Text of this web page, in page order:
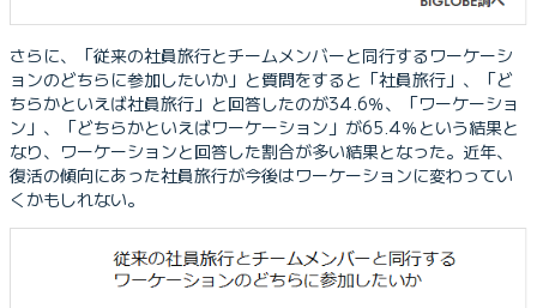
さらに、「従来の社員旅行とチームメンバーと同行するワーケーシ
ョンのどちらに参加したいか」と質問をすると「社員旅行」、「ど
ちらかといえば社員旅行」と回答したのが34.6％、「ワーケーショ
ン」、「どちらかといえばワーケーション」が65.4％という結果と
なり、ワーケーションと回答した割合が多い結果となった。近年、
復活の傾向にあった社員旅行が今後はワーケーションに変わってい
くかもしれない。